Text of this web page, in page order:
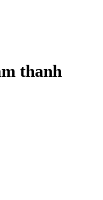
thanh